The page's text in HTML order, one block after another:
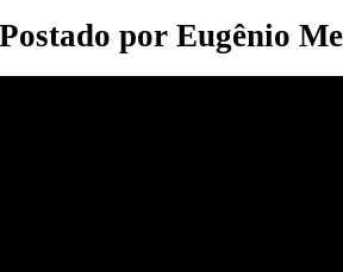
por Eugênio